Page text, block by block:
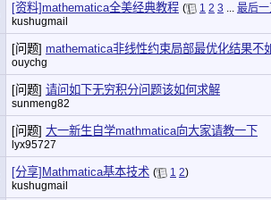
[资料]mathematica全美经典教程 ( 1 2 3 ... 最后
kushugmail
[问题] mathematica非线性约束局部最优化结果不
ouychg
[问题] 请问如下无穷积分问题该如何求解
sunmeng82
[问题] 大一新生自学mathmatica向大家请教一下
lyx95727
[分享]Mathmatica基本技术 ( 1 2)
kushugmail